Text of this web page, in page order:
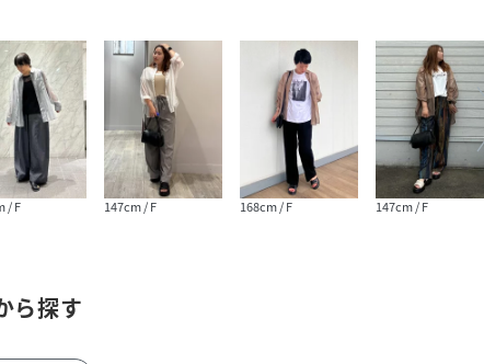
/ F 147cm / F 168cm / F 147cm / F
ら探す